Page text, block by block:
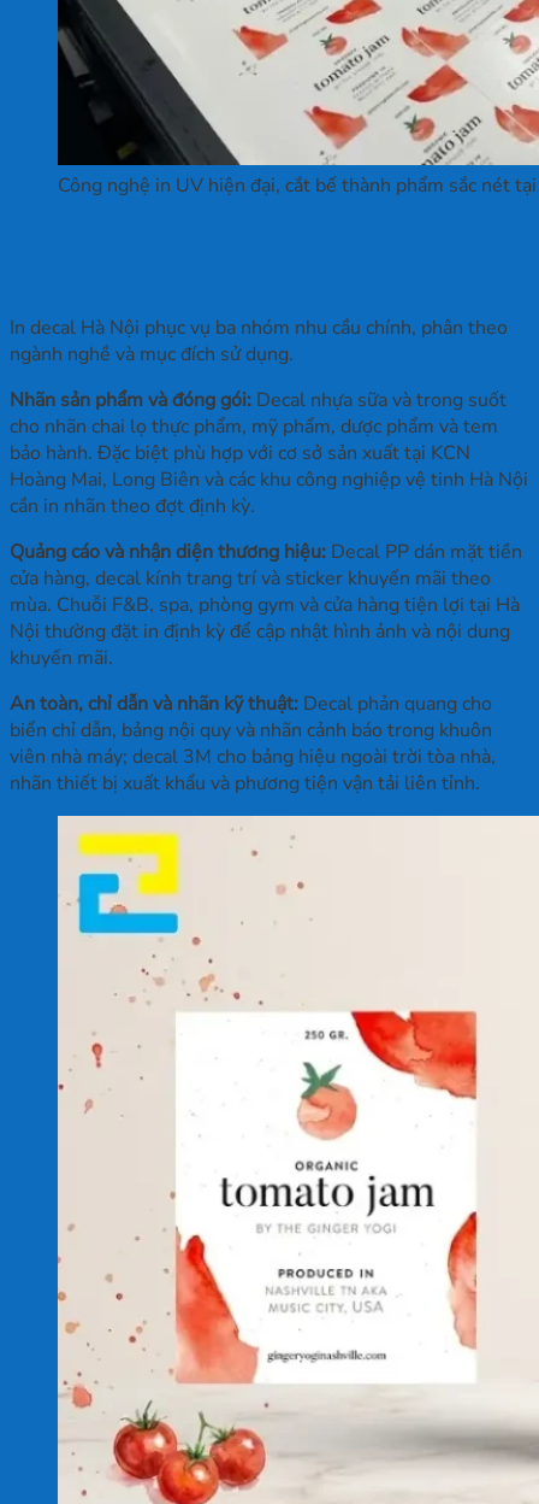
Công nghệ in UV hiện đại, cắt bế thành phẩm sắc nét
In decal Hà Nội phục vụ ba nhóm nhu cầu chính, phân theo
ngành nghề và mục đích sử dụng.
Nhãn sản phẩm và đóng gói: Decal nhựa sữa và trong suốt
cho nhãn chai lọ thực phẩm, mỹ phẩm, dược phẩm và tem
bảo hành. Đặc biệt phù hợp với cơ sở sản xuất tại KCN
Hoàng Mai, Long Biên và các khu công nghiệp vệ tinh Hà Nội
cần in nhãn theo đợt định kỳ.
Quảng cáo và nhận diện thương hiệu: Decal PP dán mặt tiền
cửa hàng, decal kính trang trí và sticker khuyến mãi theo
mùa. Chuỗi F&B, spa, phòng gym và cửa hàng tiện lợi tại Hà
Nội thường đặt in định kỳ để cập nhật hình ảnh và nội dung
khuyến mãi.
An toàn, chỉ dẫn và nhãn kỹ thuật: Decal phản quang cho
biển chỉ dẫn, bảng nội quy và nhãn cảnh báo trong khuôn
viên nhà máy; decal 3M cho bảng hiệu ngoài trời tòa nhà,
nhãn thiết bị xuất khẩu và phương tiện vận tải liên tỉnh.